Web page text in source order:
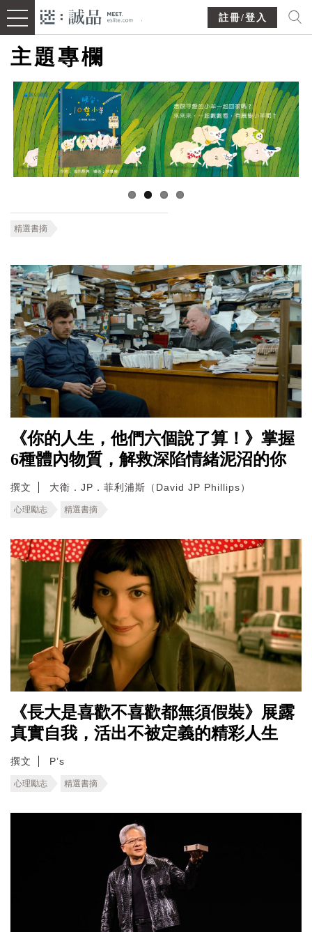
註冊/登入
主題專欄
精選書摘
《你的人生，他們六個說了算！》掌握
6種體內物質，解救深陷情緒泥沼的你
撰文 大衛．JP．菲利浦斯（David JP Phillips）
心理勵志 精選書摘
《長大是喜歡不喜歡都無須假裝》展露
真實自我，活出不被定義的精彩人生
撰文 P’s
心理勵志 精選書摘